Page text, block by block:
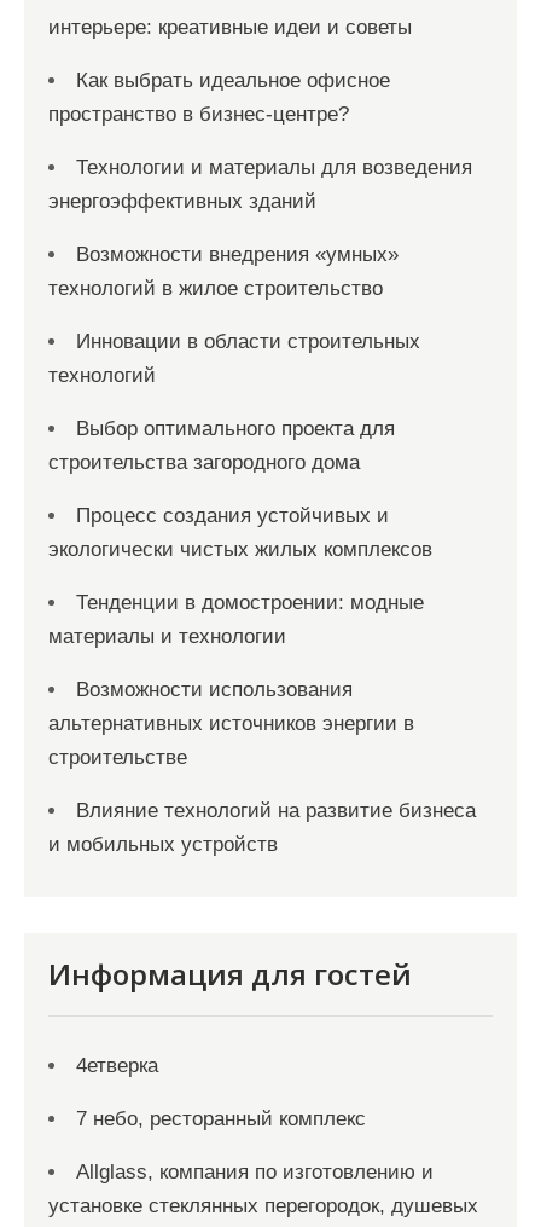
интерьере: креативные идеи и советы
Как выбрать идеальное офисное
пространство в бизнес-центре?
Технологии и материалы для возведения
энергоэффективных зданий
Возможности внедрения «умных»
технологий в жилое строительство
Инновации в области строительных
технологий
Выбор оптимального проекта для
строительства загородного дома
Процесс создания устойчивых и
экологически чистых жилых комплексов
Тенденции в домостроении: модные
материалы и технологии
Возможности использования
альтернативных источников энергии в
строительстве
Влияние технологий на развитие бизнеса
и мобильных устройств
Информация для гостей
4етверка
7 небо, ресторанный комплекс
Allglass, компания по изготовлению и
установке стеклянных перегородок, душевых